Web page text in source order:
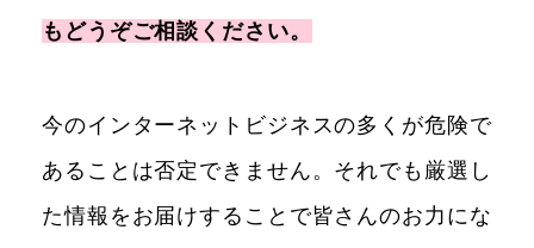
もどうぞご相談ください。
今のインターネットビジネスの多くが危険で
あることは否定できません。それでも厳選し
た情報をお届けすることで皆さんのお力にな